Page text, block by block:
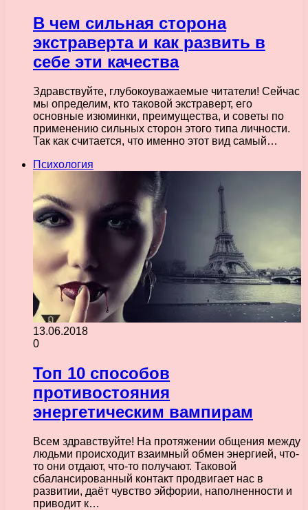
В чем сильная сторона
экстраверта и как развить в
себе эти качества
Здравствуйте, глубокоуважаемые читатели! Сейчас
мы определим, кто таковой экстраверт, его
основные изюминки, преимущества, и советы по
применению сильных сторон этого типа личности.
Так как считается, что именно этот вид самый…
Психология
13.06.2018
0
Топ 10 способов
противостояния
энергетическим вампирам
Всем здравствуйте! На протяжении общения между
людьми происходит взаимный обмен энергией, что-
то они отдают, что-то получают. Таковой
сбалансированный контакт продвигает нас в
развитии, даёт чувство эйфории, наполненности и
приводит к…